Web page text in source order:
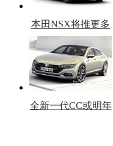
本田NSX将推更多
车型
全新一代CC或明年